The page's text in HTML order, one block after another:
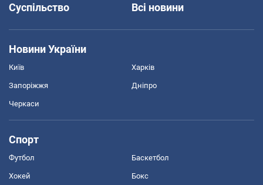
Суспільство
Всі новини
Новини України
Київ Харків
Запоріжжя Дніпро
Черкаси
Спорт
Футбол Баскетбол
Хокей Бокс